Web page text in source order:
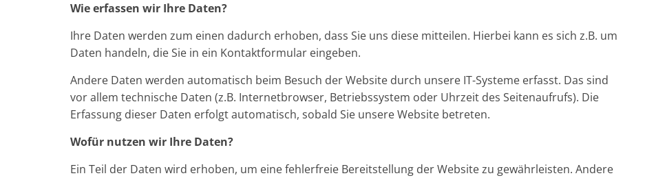
Wie erfassen wir Ihre Daten?
Ihre Daten werden zum einen dadurch erhoben, dass Sie uns diese mitteilen. Hierbei kann es sich z.B. um
Daten handeln, die Sie in ein Kontaktformular eingeben.
Andere Daten werden automatisch beim Besuch der Website durch unsere IT-Systeme erfasst. Das sind
vor allem technische Daten (z.B. Internetbrowser, Betriebssystem oder Uhrzeit des Seitenaufrufs). Die
Erfassung dieser Daten erfolgt automatisch, sobald Sie unsere Website betreten.
Wofür nutzen wir Ihre Daten?
Ein Teil der Daten wird erhoben, um eine fehlerfreie Bereitstellung der Website zu gewährleisten. Andere